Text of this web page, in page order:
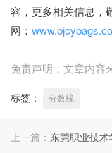
容，更多相关信息，
网：
免责声明：文章内容
标签： 分数线
上一篇： 东莞职业技